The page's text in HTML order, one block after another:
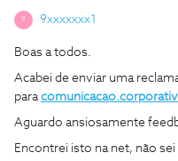
9 9xxxxxxx1
Boas a todos.
Acabei de enviar uma
para
Aguardo ansiosamente
Encontrei isto na net, não sei